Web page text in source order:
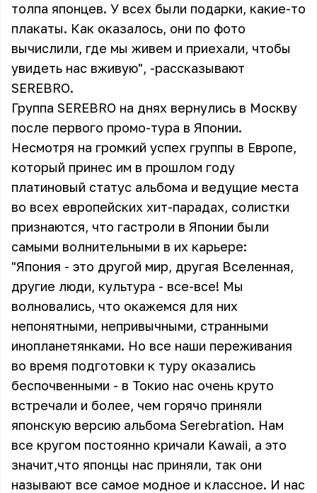
толпа японцев. У всех были подарки, какие-то
плакаты. Как оказалось, они по фото
вычислили, где мы живем и приехали, чтобы
увидеть нас вживую", -рассказывают
SEREBRO.
Группа SEREBRO на днях вернулись в Москву
после первого промо-тура в Японии.
Несмотря на громкий успех группы в Европе,
который принес им в прошлом году
платиновый статус альбома и ведущие места
во всех европейских хит-парадах, солистки
признаются, что гастроли в Японии были
самыми волнительными в их карьере:
"Япония - это другой мир, другая Вселенная,
другие люди, культура - все-все! Мы
волновались, что окажемся для них
непонятными, непривычными, странными
инопланетянками. Но все наши переживания
во время подготовки к туру оказались
беспочвенными - в Токио нас очень круто
встречали и более, чем горячо приняли
японскую версию альбома Serebration. Нам
все кругом постоянно кричали Kawaii, а это
значит,что японцы нас приняли, так они
называют все самое модное и классное. И нас